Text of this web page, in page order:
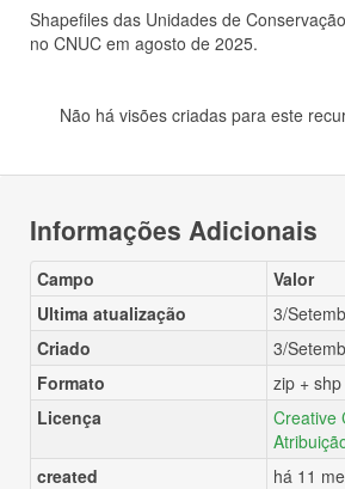
Shapefiles das Unidades de
no CNUC em agosto de 2025.
Não há visões criadas para este
Informações Adicionais
Campo
Valor
Ultima atualização
3/
Criado
3/
Formato
zip + shp
Licença
Creative
created
há 11